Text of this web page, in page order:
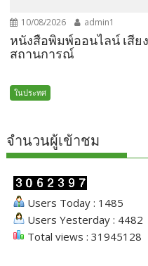
10/08/2026 admin1
หนังสือพิมพ์ออนไลน์ เสีย
สถานการณ์
ในประทศ
จำนวนผู้เข้าชม
Users Today : 1485
Users Yesterday : 4482
Total views : 31945128